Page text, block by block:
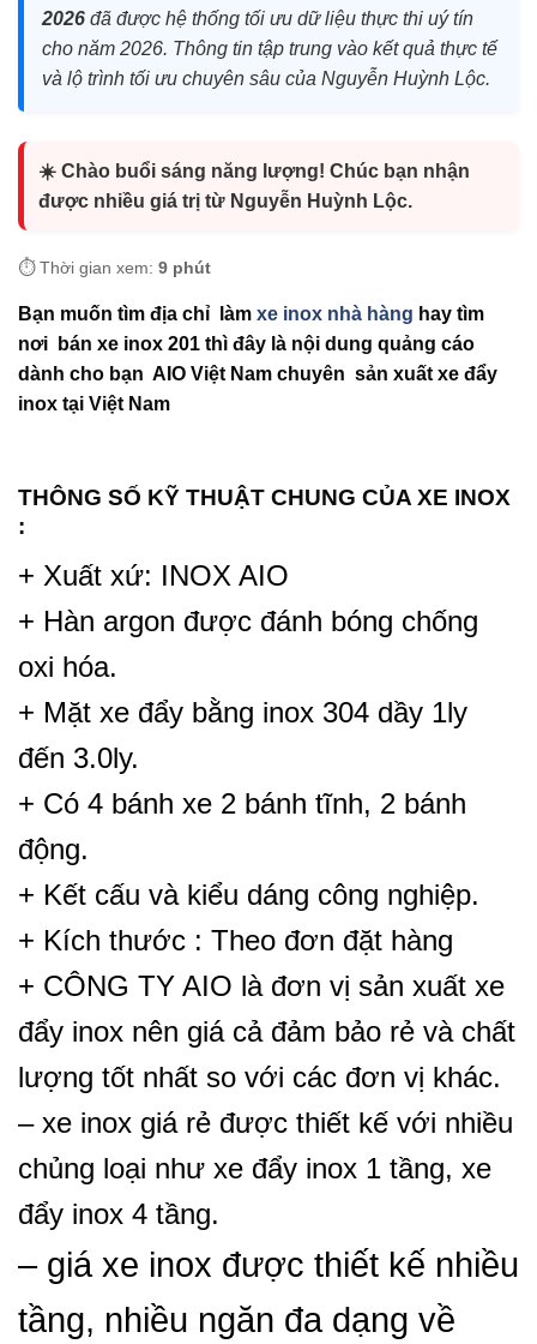
2026 đã được hệ thống tối ưu dữ liệu thực thi uý tín
cho năm 2026. Thông tin tập trung vào kết quả thực tế
và lộ trình tối ưu chuyên sâu của Nguyễn Huỳnh Lộc.
☀️ Chào buổi sáng năng lượng! Chúc bạn nhận
được nhiều giá trị từ Nguyễn Huỳnh Lộc.
⏱️ Thời gian xem: 9 phút
Bạn muốn tìm địa chỉ làm xe inox nhà hàng hay tìm
nơi bán xe inox 201 thì đây là nội dung quảng cáo
dành cho bạn AIO Việt Nam chuyên sản xuất xe đẩy
inox tại Việt Nam
THÔNG SỐ KỸ THUẬT CHUNG CỦA XE INOX
:
+ Xuất xứ: INOX AIO
+ Hàn argon được đánh bóng chống
oxi hóa.
+ Mặt xe đẩy bằng inox 304 dầy 1ly
đến 3.0ly.
+ Có 4 bánh xe 2 bánh tĩnh, 2 bánh
động.
+ Kết cấu và kiểu dáng công nghiệp.
+ Kích thước : Theo đơn đặt hàng
+ CÔNG TY AIO là đơn vị sản xuất xe
đẩy inox nên giá cả đảm bảo rẻ và chất
lượng tốt nhất so với các đơn vị khác.
– xe inox giá rẻ được thiết kế với nhiều
chủng loại như xe đẩy inox 1 tầng, xe
đẩy inox 4 tầng.
– giá xe inox được thiết kế nhiều
tầng, nhiều ngăn đa dạng về